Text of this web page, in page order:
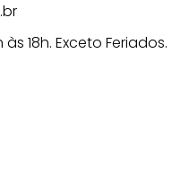
18h. Exceto Feriados.